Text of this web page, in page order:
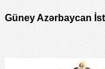
Güney Azərbaycan